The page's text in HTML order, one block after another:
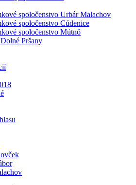
spoločenstvo Urbár Malachov
spoločenstvo Cúdenice
spoločenstvo Mútnô
Pršany